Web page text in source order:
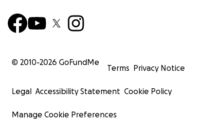
© 2010-2026 GoFundMe
Terms Privacy Notice
Legal Accessibility Statement Cookie Policy
Manage Cookie Preferences